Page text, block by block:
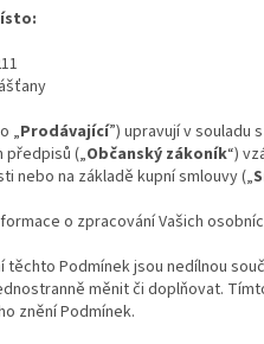
„Prodávající”) upravují v souladu
(„Občanský zákoník“)
nebo na základě kupní smlouvy („
o zpracování Vašich
těchto Podmínek jsou nedílnou
měnit či doplňovat.
znění Podmínek.